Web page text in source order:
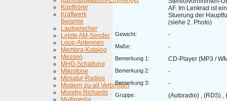
Kopfhörer
Kraftwerk
Belamie
Lautsprecher
Letzte AM-Sender
Loop-Antennen
Membra-Katalog
Messen
MHG-Schaltung
Mikrofone
Miniatur-Radios
Modern-zu-alt Verbinden
Morphy Richards
Multimedia
AF. Im Lenkrad ist
Stuerung der
(siehe 2. Photo)
Gewicht: -
Maße: -
Bemerkung 1: CD-Player (MP3 /
Bemerkung 2: -
Bemerkung 3: -
Gruppe: (Autoradio) , (RDS) ,